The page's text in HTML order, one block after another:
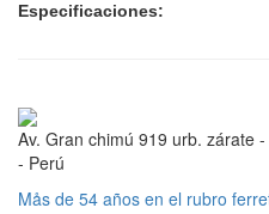
Especificaciones:
Av. Gran chimú 919 urb. zárate
- Perú
Mås de 54 años en el rubro